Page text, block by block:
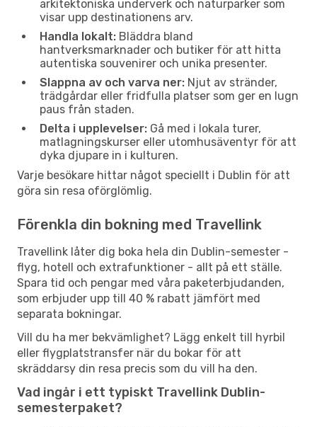
arkitektoniska underverk och naturparker som
visar upp destinationens arv.
Handla lokalt: Bläddra bland
hantverksmarknader och butiker för att hitta
autentiska souvenirer och unika presenter.
Slappna av och varva ner: Njut av stränder,
trädgårdar eller fridfulla platser som ger en lugn
paus från staden.
Delta i upplevelser: Gå med i lokala turer,
matlagningskurser eller utomhusäventyr för att
dyka djupare in i kulturen.
Varje besökare hittar något speciellt i Dublin för att
göra sin resa oförglömlig.
Förenkla din bokning med Travellink
Travellink låter dig boka hela din Dublin-semester -
flyg, hotell och extrafunktioner - allt på ett ställe.
Spara tid och pengar med våra paketerbjudanden,
som erbjuder upp till 40 % rabatt jämfört med
separata bokningar.
Vill du ha mer bekvämlighet? Lägg enkelt till hyrbil
eller flygplatstransfer när du bokar för att
skräddarsy din resa precis som du vill ha den.
Vad ingår i ett typiskt Travellink Dublin-
semesterpaket?